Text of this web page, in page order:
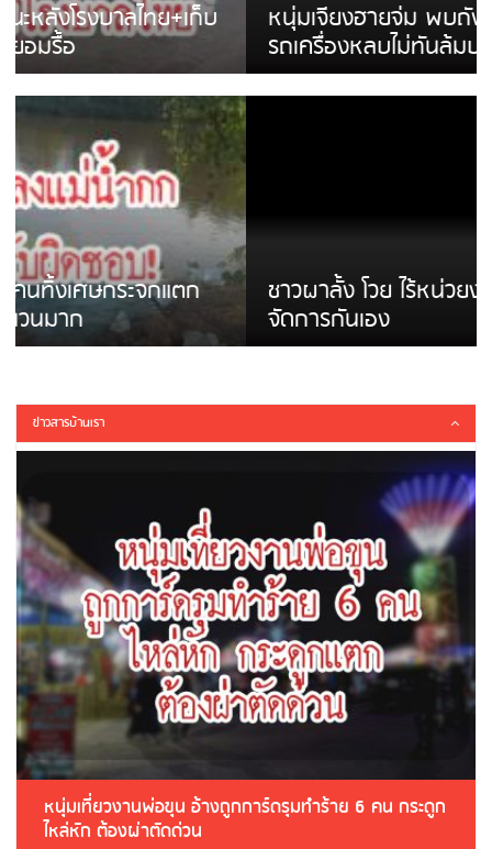
หนุ่มเจียงฮายจ่ม พบถังน้ำดื่มตกกลางถนน
รถเครื่องหลบไม่ทันล้มบาดเจ็บ
ชาวผาลั้ง โวย ไร้หน่วยงานดูแล ดินสไลด์ ต้อง
จัดการกันเอง
ข่าวสารบ้านเรา
หนุ่มเที่ยวงานพ่อขุน อ้างถูกการ์ดรุมทำร้าย 6 คน กระดูก
ไหล่หัก ต้องผ่าตัดด่วน